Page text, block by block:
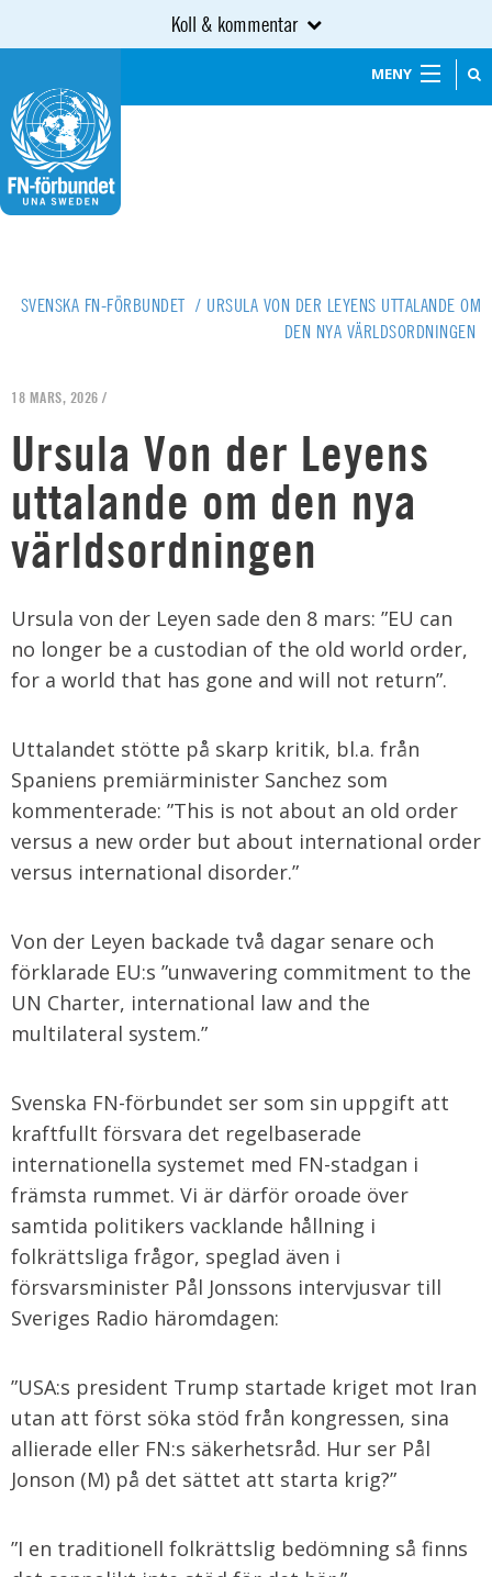
Koll & kommentar
MENY
SVENSKA FN-FÖRBUNDET / URSULA VON DER LEYENS UTTALANDE OM
DEN NYA VÄRLDSORDNINGEN
18 MARS, 2026 /
Ursula Von der Leyens
uttalande om den nya
världsordningen
Ursula von der Leyen sade den 8 mars: ”EU can
no longer be a custodian of the old world order,
for a world that has gone and will not return”.
Uttalandet stötte på skarp kritik, bl.a. från
Spaniens premiärminister Sanchez som
kommenterade: ”This is not about an old order
versus a new order but about international order
versus international disorder.”
Von der Leyen backade två dagar senare och
förklarade EU:s ”unwavering commitment to the
UN Charter, international law and the
multilateral system.”
Svenska FN-förbundet ser som sin uppgift att
kraftfullt försvara det regelbaserade
internationella systemet med FN-stadgan i
främsta rummet. Vi är därför oroade över
samtida politikers vacklande hållning i
folkrättsliga frågor, speglad även i
försvarsminister Pål Jonssons intervjusvar till
Sveriges Radio häromdagen:
”USA:s president Trump startade kriget mot Iran
utan att först söka stöd från kongressen, sina
allierade eller FN:s säkerhetsråd. Hur ser Pål
Jonson (M) på det sättet att starta krig?”
”I en traditionell folkrättslig bedömning så finns